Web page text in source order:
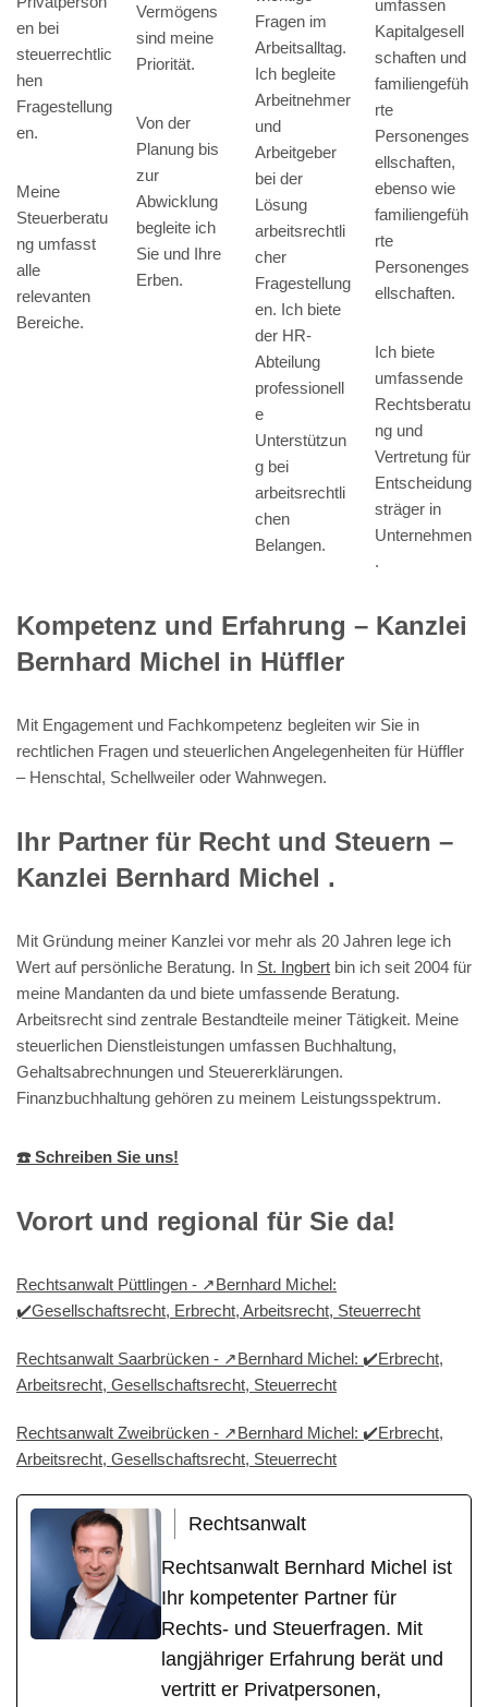
en bei
steuerrechtlic
hen
Fragestellung
en.
Meine
Steuerberatu
ng umfasst
alle
relevanten
Bereiche.
Vermögens
sind meine
Priorität.
Von der
Planung bis
zur
Abwicklung
begleite ich
Sie und Ihre
Erben.
Fragen im
Arbeitsalltag.
Ich begleite
Arbeitnehmer
und
Arbeitgeber
bei der
Lösung
arbeitsrechtli
cher
Fragestellung
en. Ich biete
der HR-
Abteilung
professionell
e
Unterstützun
g bei
arbeitsrechtli
chen
Belangen.
umfassen
Kapitalgesell
schaften und
familiengefüh
rte
Personenges
ellschaften,
ebenso wie
familiengefüh
rte
Personenges
ellschaften.
Ich biete
umfassende
Rechtsberatu
ng und
Vertretung für
Entscheidung
sträger in
Unternehmen
.
Kompetenz und Erfahrung – Kanzlei
Bernhard Michel in Hüffler
Mit Engagement und Fachkompetenz begleiten wir Sie in
rechtlichen Fragen und steuerlichen Angelegenheiten für Hüffler
– Henschtal, Schellweiler oder Wahnwegen.
Ihr Partner für Recht und Steuern –
Kanzlei Bernhard Michel .
Mit Gründung meiner Kanzlei vor mehr als 20 Jahren lege ich
Wert auf persönliche Beratung. In St. Ingbert bin ich seit 2004 für
meine Mandanten da und biete umfassende Beratung.
Arbeitsrecht sind zentrale Bestandteile meiner Tätigkeit. Meine
steuerlichen Dienstleistungen umfassen Buchhaltung,
Gehaltsabrechnungen und Steuererklärungen.
Finanzbuchhaltung gehören zu meinem Leistungsspektrum.
☎️ Schreiben Sie uns!
Vorort und regional für Sie da!
Rechtsanwalt Püttlingen - ↗️Bernhard Michel:
✔️Gesellschaftsrecht, Erbrecht, Arbeitsrecht, Steuerrecht
Rechtsanwalt Saarbrücken - ↗️Bernhard Michel: ✔️Erbrecht,
Arbeitsrecht, Gesellschaftsrecht, Steuerrecht
Rechtsanwalt Zweibrücken - ↗️Bernhard Michel: ✔️Erbrecht,
Arbeitsrecht, Gesellschaftsrecht, Steuerrecht
Rechtsanwalt
Rechtsanwalt Bernhard Michel ist
Ihr kompetenter Partner für
Rechts- und Steuerfragen. Mit
langjähriger Erfahrung berät und
vertritt er Privatpersonen,